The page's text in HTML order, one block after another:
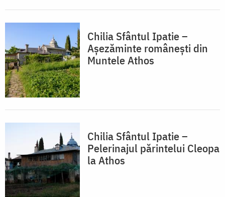
Chilia Sfântul Ipatie –
Așezăminte românești din
Muntele Athos
Chilia Sfântul Ipatie –
Pelerinajul părintelui Cleopa
la Athos